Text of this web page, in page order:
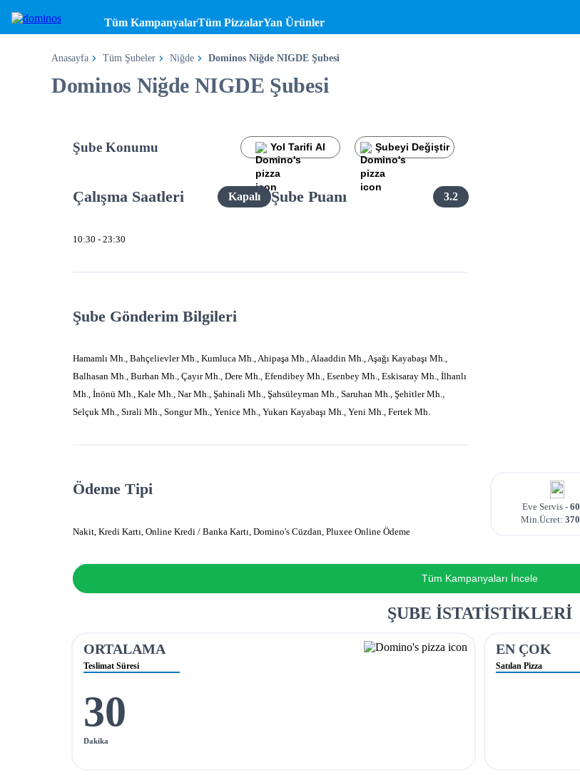
Tüm KampanyalarTüm PizzalarYan Ürünler
Anasayfa Tüm Şubeler Niğde Dominos Niğde NIGDE Şubesi
Dominos Niğde NIGDE Şubesi
Şube Konumu Yol Tarifi Al Şubeyi Değiştir
Çalışma Saatleri Kapalı
10:30 - 23:30
Şube Puanı 3.2
Şube Gönderim Bilgileri
Hamamlı Mh., Bahçelievler Mh., Kumluca Mh., Ahipaşa Mh., Alaaddin Mh., Aşağı Kayabaşı Mh.,
Balhasan Mh., Burhan Mh., Çayır Mh., Dere Mh., Efendibey Mh., Esenbey Mh., Eskisaray Mh., İlhanlı
Mh., İnönü Mh., Kale Mh., Nar Mh., Şahinali Mh., Şahsüleyman Mh., Saruhan Mh., Şehitler Mh.,
Selçuk Mh., Sırali Mh., Songur Mh., Yenice Mh., Yukarı Kayabaşı Mh., Yeni Mh., Fertek Mh.
Ödeme Tipi
Nakit, Kredi Kartı, Online Kredi / Banka Kartı, Domino's Cüzdan, Pluxee Online Ödeme
Eve Servis - 60
Min.Ücret: 370
Tüm Kampanyaları İncele
ŞUBE İSTATİSTİKLERİ
ORTALAMA
Teslimat Süresi
30
Dakika
EN ÇOK
Satılan Pizza